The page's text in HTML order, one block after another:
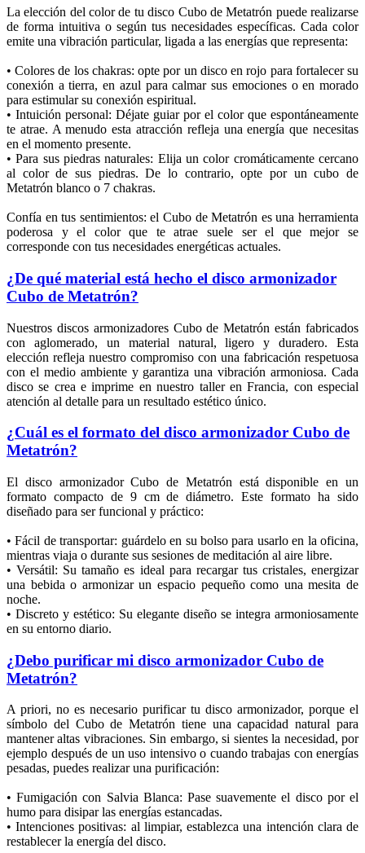
La elección del color de tu disco Cubo de Metatrón puede realizarse
de forma intuitiva o según tus necesidades específicas. Cada color
emite una vibración particular, ligada a las energías que representa:
• Colores de los chakras: opte por un disco en rojo para fortalecer su
conexión a tierra, en azul para calmar sus emociones o en morado
para estimular su conexión espiritual.
• Intuición personal: Déjate guiar por el color que espontáneamente
te atrae. A menudo esta atracción refleja una energía que necesitas
en el momento presente.
• Para sus piedras naturales: Elija un color cromáticamente cercano
al color de sus piedras. De lo contrario, opte por un cubo de
Metatrón blanco o 7 chakras.
Confía en tus sentimientos: el Cubo de Metatrón es una herramienta
poderosa y el color que te atrae suele ser el que mejor se
corresponde con tus necesidades energéticas actuales.
¿De qué material está hecho el disco armonizador
Cubo de Metatrón?
Nuestros discos armonizadores Cubo de Metatrón están fabricados
con aglomerado, un material natural, ligero y duradero. Esta
elección refleja nuestro compromiso con una fabricación respetuosa
con el medio ambiente y garantiza una vibración armoniosa. Cada
disco se crea e imprime en nuestro taller en Francia, con especial
atención al detalle para un resultado estético único.
¿Cuál es el formato del disco armonizador Cubo de
Metatrón?
El disco armonizador Cubo de Metatrón está disponible en un
formato compacto de 9 cm de diámetro. Este formato ha sido
diseñado para ser funcional y práctico:
• Fácil de transportar: guárdelo en su bolso para usarlo en la oficina,
mientras viaja o durante sus sesiones de meditación al aire libre.
• Versátil: Su tamaño es ideal para recargar tus cristales, energizar
una bebida o armonizar un espacio pequeño como una mesita de
noche.
• Discreto y estético: Su elegante diseño se integra armoniosamente
en su entorno diario.
¿Debo purificar mi disco armonizador Cubo de
Metatrón?
A priori, no es necesario purificar tu disco armonizador, porque el
símbolo del Cubo de Metatrón tiene una capacidad natural para
mantener altas vibraciones. Sin embargo, si sientes la necesidad, por
ejemplo después de un uso intensivo o cuando trabajas con energías
pesadas, puedes realizar una purificación:
• Fumigación con Salvia Blanca: Pase suavemente el disco por el
humo para disipar las energías estancadas.
• Intenciones positivas: al limpiar, establezca una intención clara de
restablecer la energía del disco.